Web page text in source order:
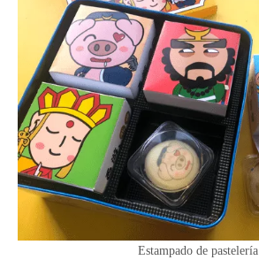
Estampado de pastelería